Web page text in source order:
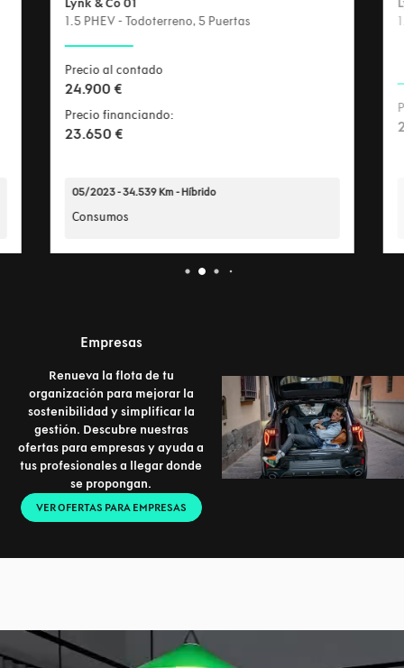
Lynk & Co 01
1.5 PHEV - Todoterreno, 5 Puertas
Precio al contado
24.900 €
Precio financiando:
23.650 €
05/2023 - 34.539 Km - Híbrido
Consumos
Empresas
Renueva la flota de tu
organización para mejorar la
sostenibilidad y simplificar la
gestión. Descubre nuestras
ofertas para empresas y ayuda a
tus profesionales a llegar donde
se propongan.
VER OFERTAS PARA EMPRESAS
Reproductor
vídeo